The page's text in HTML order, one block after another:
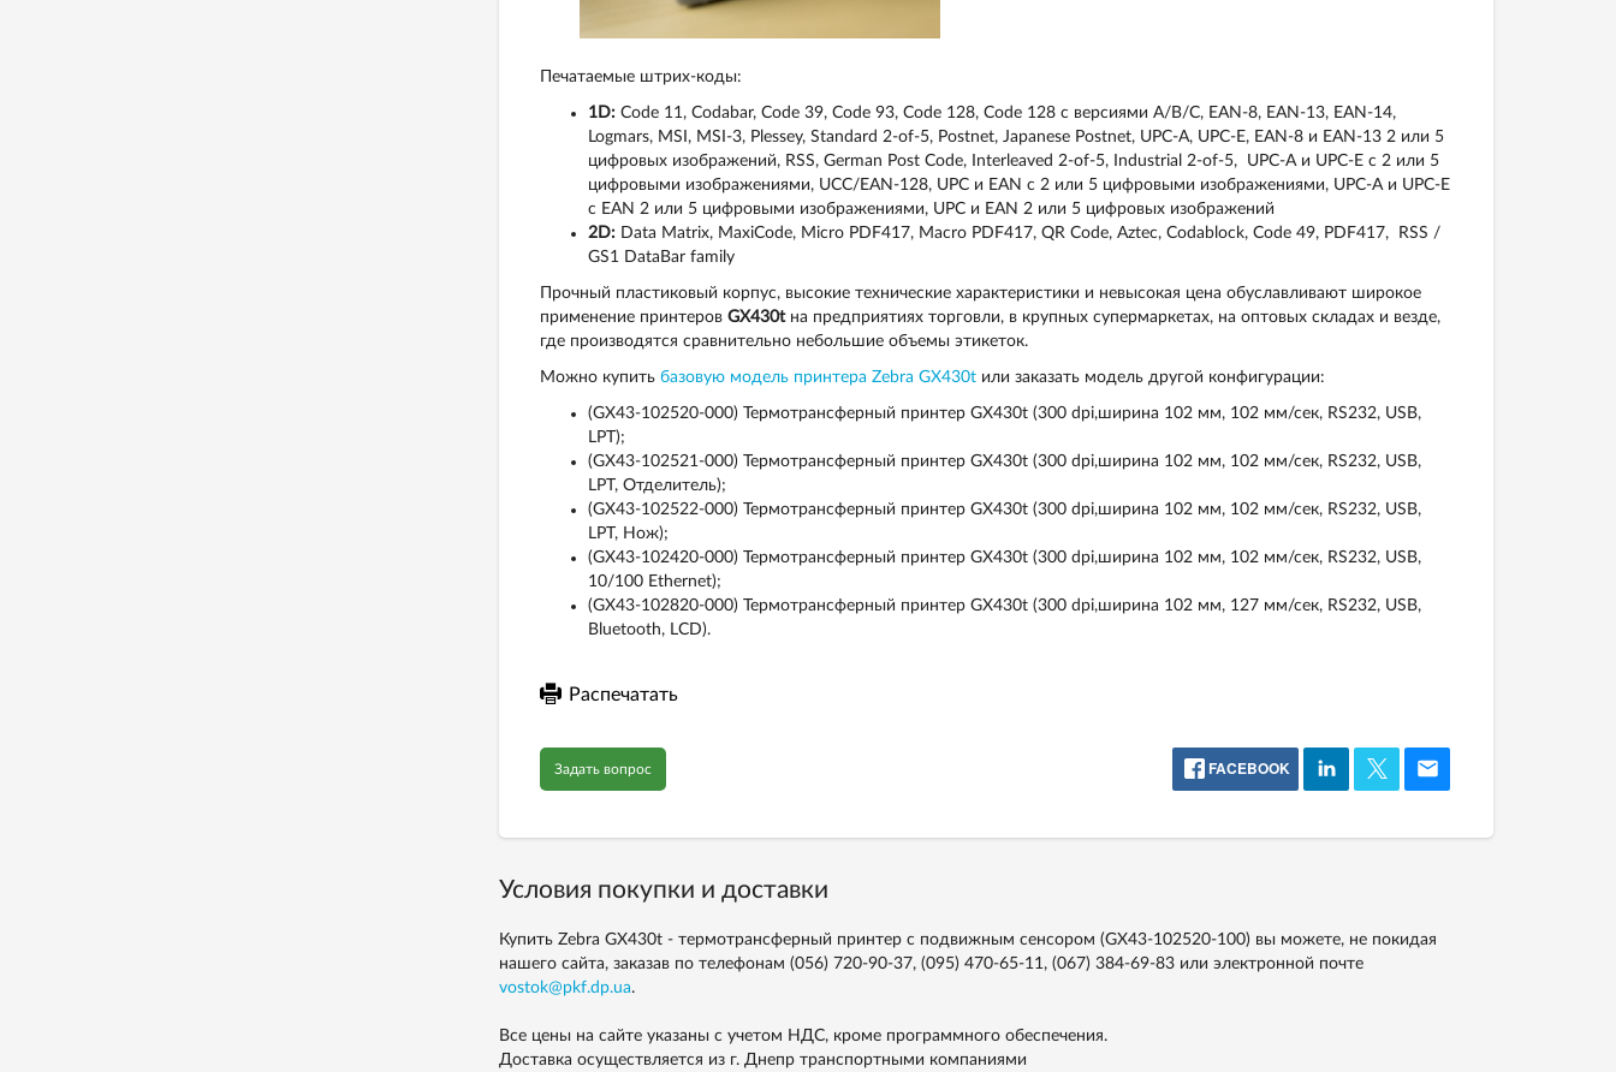
Печатаемые штрих-коды:
1D: Code 11, Codabar, Code 39, Code 93, Code 128, Code 128 с версиями А/В/С, EAN-8, EAN-13, EAN-14,
Logmars, MSI , MSI -3, Plessey, Standard 2-of-5, Postnet, Japanese Postnet, UPC-A, UPC-E, EAN -8 и EAN -13 2 или 5
цифровых изображений, RSS, German Post Code, Interleaved 2-of-5, Industrial 2-of-5, UPC-A и UPC-E с 2 или 5
цифровыми изображениями, UCC/EAN-128, UPC и EAN с 2 или 5 цифровыми изображениями, UPC-A и UPC-E
с EAN 2 или 5 цифровыми изображениями, UPC и EAN 2 или 5 цифровых изображений
2D: Data Matrix, MaxiCode, Micro PDF417, Macro PDF417, QR Code, Aztec, Codablock, Code 49, PDF417, RSS /
GS1 DataBar family
Прочный пластиковый корпус, высокие технические характеристики и невысокая цена обуславливают широкое
применение принтеров GX430tна предприятиях торговли, в крупных супермаркетах, на оптовых складах и везде,
где производятся сравнительно небольшие объемы этикеток.
Можно купить базовую модель принтера Zebra GX430tили заказать модель другой конфигурации:
(GX43-102520-000) Термотрансферный принтер GX430t (300 dpi,ширина 102 мм, 102 мм/сек, RS232, USB,
LPT);
(GX43-102521-000) Термотрансферный принтер GX430t (300 dpi,ширина 102 мм, 102 мм/сек, RS232, USB,
LPT, Отделитель);
(GX43-102522-000) Термотрансферный принтер GX430t (300 dpi,ширина 102 мм, 102 мм/сек, RS232, USB,
LPT, Нож);
(GX43-102420-000) Термотрансферный принтер GX430t (300 dpi,ширина 102 мм, 102 мм/сек, RS232, USB,
10/100 Ethernet);
(GX43-102820-000) Термотрансферный принтер GX430t (300 dpi,ширина 102 мм, 127 мм/сек, RS232, USB,
Bluetooth, LCD).
Распечатать
Задать вопрос FACEBOOK
Условия покупки и доставки
Купить Zebra GX430t - термотрансферный принтер с подвижным сенсором (GX43-102520-100) вы можете, не покидая
нашего сайта, заказав по телефонам (056) 720-90-37, (095) 470-65-11, (067) 384-69-83или электронной почте
vostok@pkf.dp.ua.
Все цены на сайте указаны с учетом НДС, кроме программного обеспечения.
Доставка осуществляется из г. Днепр транспортными компаниями